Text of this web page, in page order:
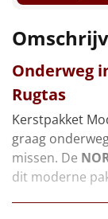
Alle artikelen
Overige
Ideeën
Personeel
Doe het zelf
Onderweg
Rugtas
Kerstpakket
graag
missen. De
dit moderne